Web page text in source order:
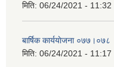
मिति: 06/24/2021 - 11:32
बार्षिक कार्ययाेजना ०७७।०७८
मिति: 06/24/2021 - 11:17